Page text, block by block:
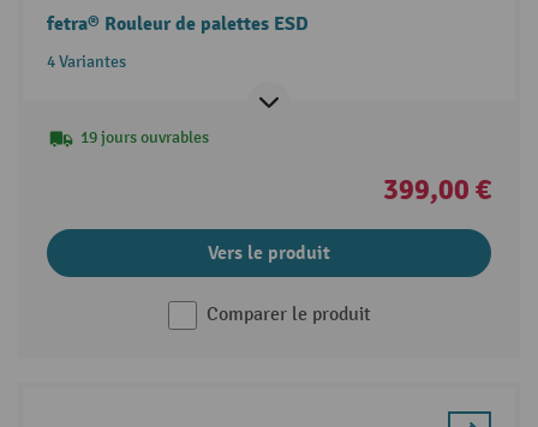
fetra® Rouleur de palettes ESD
4 Variantes
19 jours ouvrables
399,00 €
Vers le produit
Comparer le produit